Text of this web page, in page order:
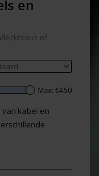
en
of
Max: €450
kabel en